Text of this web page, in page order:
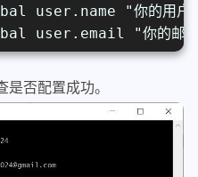
user.name "你的用户
user.email "你的邮
是否配置成功。